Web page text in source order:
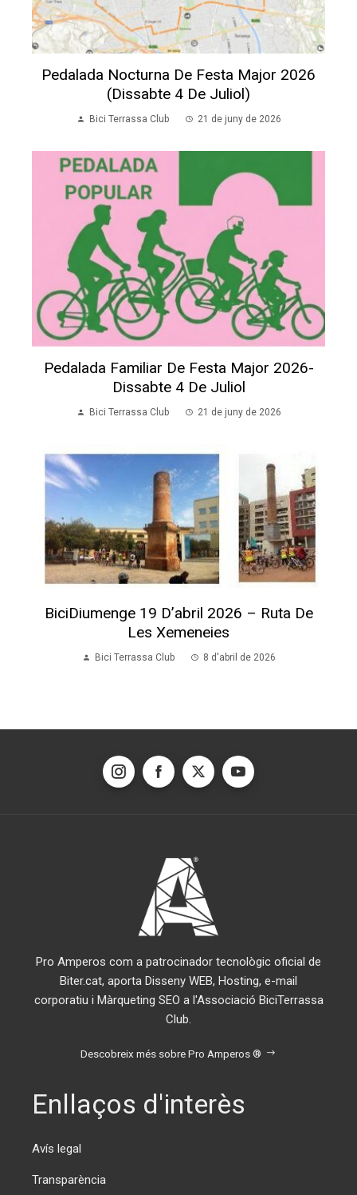
Pedalada Nocturna De Festa Major 2026
(dissabte 4 De Juliol)
Bici Terrassa Club 21 de juny de 2026
Pedalada Familiar De Festa Major 2026-
Dissabte 4 De Juliol
Bici Terrassa Club 21 de juny de 2026
BiciDiumenge 19 D’abril 2026 – Ruta De
Les Xemeneies
Bici Terrassa Club 8 d'abril de 2026
Pro Amperos com a patrocinador tecnològic oficial de
Biter.cat, aporta Disseny WEB, Hosting, e-mail
corporatiu i Màrqueting SEO a l'Associació BiciTerrassa
Club.
Descobreix més sobre Pro Amperos ®
Enllaços d'interès
Avís legal
Transparència